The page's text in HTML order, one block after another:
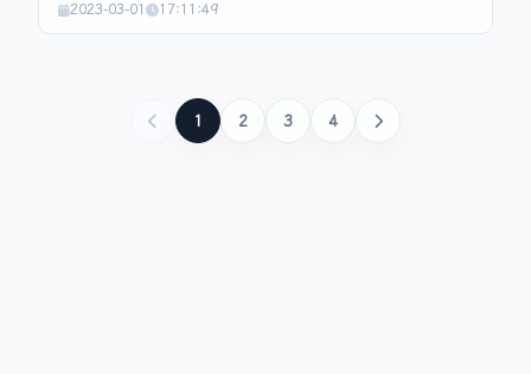
生代Eden 与两块Survivor的划分比例和双Survivor 防止碎片
2023-03-01 17:11:49
1 2 3 4